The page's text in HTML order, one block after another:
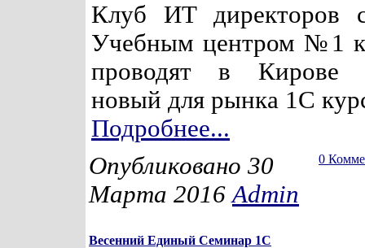
Клуб ИТ директоров
Учебным центром №1
проводят в Кирове
новый для рынка 1С
Подробнее...
0
Опубликовано 30
Марта 2016Admin
Весенний Единый Семинар 1С